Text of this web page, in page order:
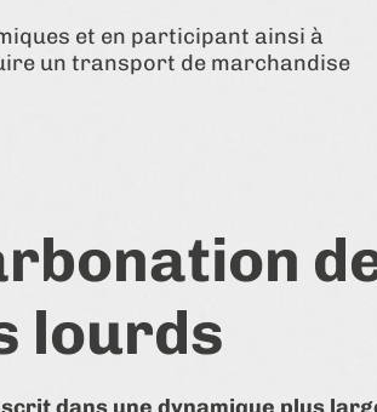
et en participant ainsi à
un transport de marchandise
lourds